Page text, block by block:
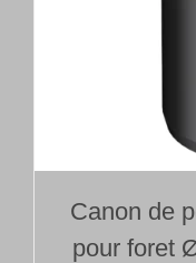
Canon de
pour foret